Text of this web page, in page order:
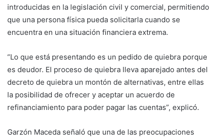
introducidas en la legislación civil y comercial, permitiendo
que una persona física pueda solicitarla cuando se
encuentra en una situación financiera extrema.
“Lo que está presentando es un pedido de quiebra porque
es deudor. El proceso de quiebra lleva aparejado antes del
decreto de quiebra un montón de alternativas, entre ellas
la posibilidad de ofrecer y aceptar un acuerdo de
refinanciamiento para poder pagar las cuentas”, explicó.
Garzón Maceda señaló que una de las preocupaciones